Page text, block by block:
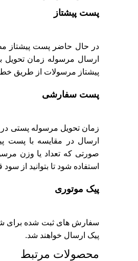
پست پیشتاز
در حال حاضر پست پیشتاز
پیشتاز مرسولات از طریق
پست سفارشی
زمان تحویل مرسوله پستی
ارسال در مقایسه با پست
صورتی که تعداد یا وزن
استفاده شود تا بتوانید از
پیک موتوری
پیک ارسال خواهند شد.
محصولات مرتبط